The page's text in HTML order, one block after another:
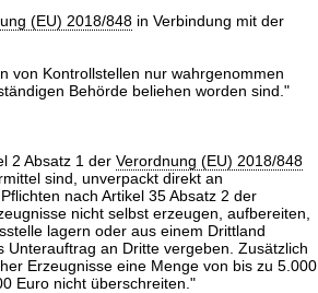
(EU) 2018/848 in Verbindung mit der
von Kontrollstellen nur wahrgenommen
Behörde beliehen worden sind."
2 Absatz 1 der Verordnung (EU) 2018/848
sind, unverpackt direkt an
nach Artikel 35 Absatz 2 der
nicht selbst erzeugen, aufbereiten,
lagern oder aus einem Drittland
an Dritte vergeben. Zusätzlich
Erzeugnisse eine Menge von bis zu 5.000
Euro nicht überschreiten."